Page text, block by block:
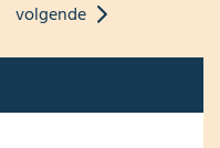
volgende